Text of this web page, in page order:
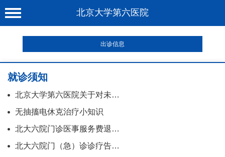
北京大学第六医院
首 页
科室介绍
专家介绍
出诊信息
就诊须知
北京大学第六医院关于对未…
无抽搐电休克治疗小知识
北大六院门诊医事服务费退…
北大六院门（急）诊诊疗告…